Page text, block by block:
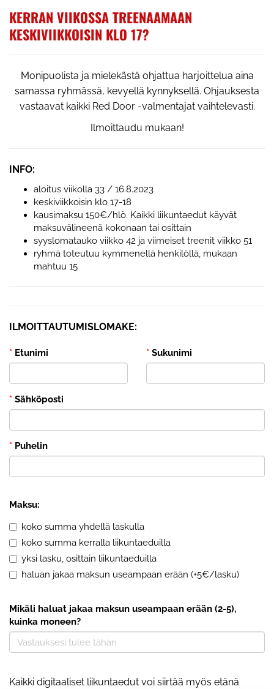
KERRAN VIIKOSSA TREENAAMAAN
KESKIVIIKKOISIN KLO 17?
Monipuolista ja mielekästä ohjattua harjoittelua aina
samassa ryhmässä, kevyellä kynnyksellä. Ohjauksesta
vastaavat kaikki Red Door -valmentajat vaihtelevasti.
Ilmoittaudu mukaan!
INFO:
aloitus viikolla 33 / 16.8.2023
keskiviikkoisin klo 17-18
kausimaksu 150€/hlö. Kaikki liikuntaedut käyvät
maksuvälineenä kokonaan tai osittain
syyslomatauko viikko 42 ja viimeiset treenit viikko 51
ryhmä toteutuu kymmenellä henkilöllä, mukaan
mahtuu 15
ILMOITTAUTUMISLOMAKE:
* Etunimi * Sukunimi
* Sähköposti
* Puhelin
Maksu:
koko summa yhdellä laskulla
koko summa kerralla liikuntaeduilla
yksi lasku, osittain liikuntaeduilla
haluan jakaa maksun useampaan erään (+5€/lasku)
Mikäli haluat jakaa maksun useampaan erään (2-5),
kuinka moneen?
Kaikki digitaaliset liikuntaedut voi siirtää myös etänä